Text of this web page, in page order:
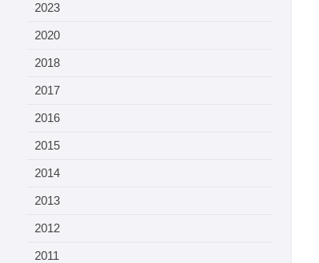
2023
2020
2018
2017
2016
2015
2014
2013
2012
2011